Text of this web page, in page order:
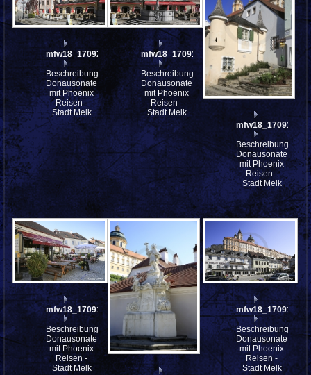
mfw18_170920
Beschreibung:
Donausonate
mit Phoenix
Reisen -
Stadt Melk
mfw18_170919
Beschreibung:
Donausonate
mit Phoenix
Reisen -
Stadt Melk
mfw18_170918
Beschreibung:
Donausonate
mit Phoenix
Reisen -
Stadt Melk
mfw18_170917
Beschreibung:
Donausonate
mit Phoenix
Reisen -
Stadt Melk
mfw18_170914
Beschreibung:
Donausonate
mit Phoenix
Reisen -
Stadt Melk